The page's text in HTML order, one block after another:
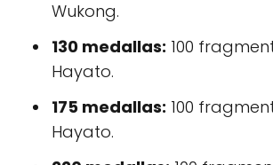
Wukong.
130 medallas: 100
Hayato.
175 medallas: 100
Hayato.